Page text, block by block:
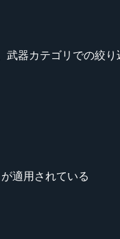
武器カテゴリでの
適用されている